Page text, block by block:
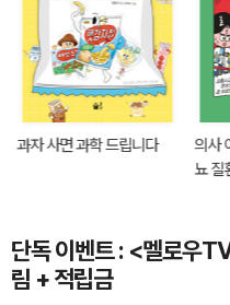
과자 사면 과학 드립니다
의사
뇨 질
단독 이벤트 : <멜로우
림 + 적립금